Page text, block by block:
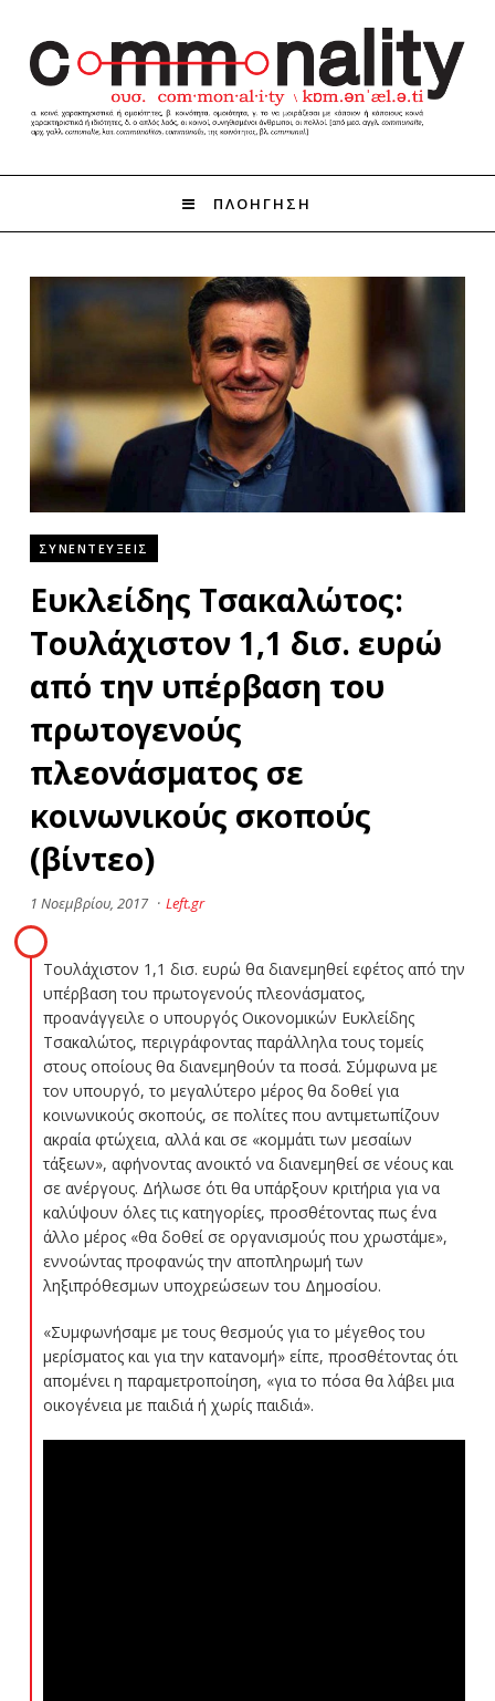
ΠΛΟΗΓΗΣΗ
ΣΥΝΕΝΤΕΥΞΕΙΣ
Eυκλείδης Τσακαλώτος:
Τουλάχιστον 1,1 δισ. ευρώ
από την υπέρβαση του
πρωτογενούς
πλεονάσματος σε
κοινωνικούς σκοπούς
(βίντεο)
1 Νοεμβρίου, 2017 · Left.gr
Τουλάχιστον 1,1 δισ. ευρώ θα διανεμηθεί εφέτος από την
υπέρβαση του πρωτογενούς πλεονάσματος,
προανάγγειλε ο υπουργός Οικονομικών Ευκλείδης
Τσακαλώτος, περιγράφοντας παράλληλα τους τομείς
στους οποίους θα διανεμηθούν τα ποσά. Σύμφωνα με
τον υπουργό, το μεγαλύτερο μέρος θα δοθεί για
κοινωνικούς σκοπούς, σε πολίτες που αντιμετωπίζουν
ακραία φτώχεια, αλλά και σε «κομμάτι των μεσαίων
τάξεων», αφήνοντας ανοικτό να διανεμηθεί σε νέους και
σε ανέργους. Δήλωσε ότι θα υπάρξουν κριτήρια για να
καλύψουν όλες τις κατηγορίες, προσθέτοντας πως ένα
άλλο μέρος «θα δοθεί σε οργανισμούς που χρωστάμε»,
εννοώντας προφανώς την αποπληρωμή των
ληξιπρόθεσμων υποχρεώσεων του Δημοσίου.
«Συμφωνήσαμε με τους θεσμούς για το μέγεθος του
μερίσματος και για την κατανομή» είπε, προσθέτοντας ότι
απομένει η παραμετροποίηση, «για το πόσα θα λάβει μια
οικογένεια με παιδιά ή χωρίς παιδιά».